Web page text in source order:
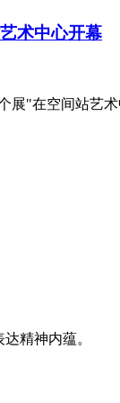
术中心开幕
展"在空间站艺术
精神内蕴。